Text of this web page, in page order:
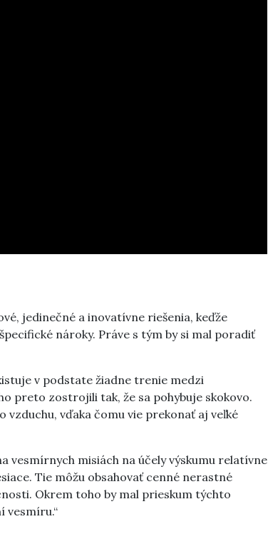
jedinečné a inovatívne riešenia, keďže
nároky. Práve s tým by si mal poradiť
v podstate žiadne trenie medzi
preto zostrojili tak, že sa pohybuje skokovo.
vzduchu, vďaka čomu vie prekonať aj veľké
vesmírnych misiách na účely výskumu relatívne
Tie môžu obsahovať cenné nerastné
Okrem toho by mal prieskum týchto
vesmíru.“